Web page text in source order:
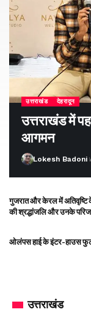
उत्तराखंड देहरादून
उत्तराखंड में
आगमन
Lokesh Badoni
गुजरात और केरल में अतिवृष्टि के
की श्रद्धांजलि और उनके
ओलंपस हाई के इंटर-हाउस
उत्तराखंड